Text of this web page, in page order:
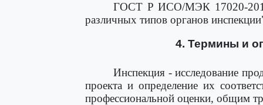
ГОСТ Р ИСО/МЭК 17020-2012
различных типов органов
4. Термины и
Инспекция - исследование
проекта и определение их
профессиональной оценки, общим